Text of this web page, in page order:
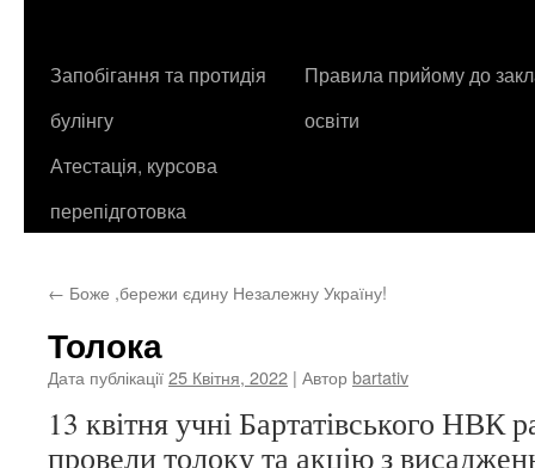
Запобігання та протидія
булінгу
Правила прийому до
освіти
Атестація, курсова
перепідготовка
← Боже ,бережи єдину Незалежну Україну!
Толока
Дата публікації25 Квітня, 2022 | Авторbartativ
13 квітня учні Бартатівського НВК
провели толоку та акцію з